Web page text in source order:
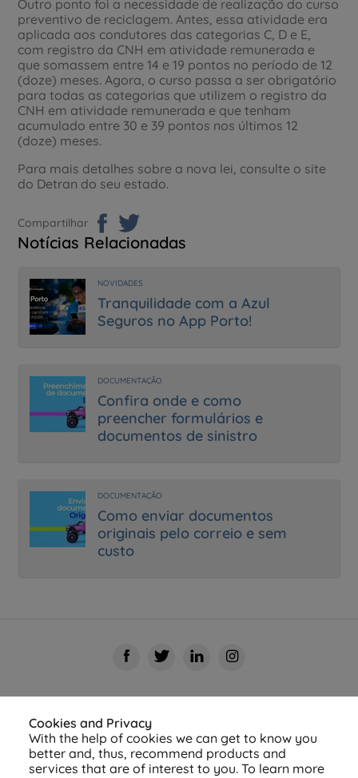
Cookies and Privacy
With the help of cookies we can get to know you
better and, thus, recommend products and
services that are of interest to you. To learn more
Outro ponto foi a necessidade de realização do curso
preventivo de reciclagem. Antes, essa atividade era
aplicada aos condutores das categorias C, D e E,
com registro da CNH em atividade remunerada e
que somassem entre 14 e 19 pontos no período de 12
(doze) meses. Agora, o curso passa a ser obrigatório
para todas as categorias que utilizem o registro da
CNH em atividade remunerada e que tenham
acumulado entre 30 e 39 pontos nos últimos 12
(doze) meses.
Para mais detalhes sobre a nova lei, consulte o site
do Detran do seu estado.
Compartilhar
Notícias Relacionadas
NOVIDADES
Tranquilidade com a Azul
Seguros no App Porto!
DOCUMENTAÇÃO
Confira onde e como
preencher formulários e
documentos de sinistro
DOCUMENTAÇÃO
Como enviar documentos
originais pelo correio e sem
custo